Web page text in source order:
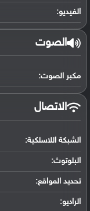
الفيديو:
الصوت
مكبر الصوت:
الاتصال
الشبكة اللاسلكية:
البلوتوث:
تحديد المواقع:
الراديو: